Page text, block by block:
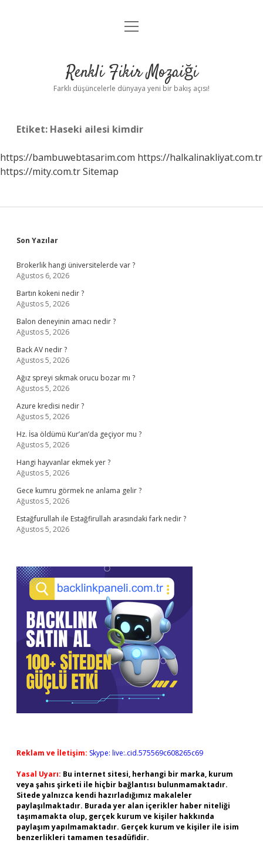
Anasayfa
Yasal Uyarı
menüyü
Renkli Fikir Mozaiği
Farklı düşüncelerle dünyaya yeni bir bakış açısı!
Etiket: Haseki ailesi kimdir
https://bambuwebtasarim.com https://halkalinakliyat.com.tr
https://mity.com.trSitemap
Sidebar
Son Yazılar
Brokerlik hangi üniversitelerde var ?
Ağustos 6, 2026
Bartın kokeni nedir ?
Ağustos 5, 2026
Balon deneyinin amacı nedir ?
Ağustos 5, 2026
Back AV nedir ?
Ağustos 5, 2026
Ağız spreyi sıkmak orucu bozar mı ?
Ağustos 5, 2026
Azure kredisi nedir ?
Ağustos 5, 2026
Hz. İsa öldümü Kur’an’da geçiyor mu ?
Ağustos 5, 2026
Hangi hayvanlar ekmek yer ?
Ağustos 5, 2026
Gece kumru görmek ne anlama gelir ?
Ağustos 5, 2026
Estağfurullah ile Estağfirullah arasındaki fark nedir ?
Ağustos 5, 2026
Reklam ve İletişim: Skype: live:.cid.575569c608265c69
Yasal Uyarı: Bu internet sitesi, herhangi bir marka, kurum
veya şahıs şirketi ile hiçbir bağlantısı bulunmamaktadır.
Sitede yalnızca kendi hazırladığımız makaleler
paylaşılmaktadır. Burada yer alan içerikler haber niteliği
taşımamakta olup, gerçek kurum ve kişiler hakkında
paylaşım yapılmamaktadır. Gerçek kurum ve kişiler ile isim
benzerlikleri tamamen tesadüfidir.